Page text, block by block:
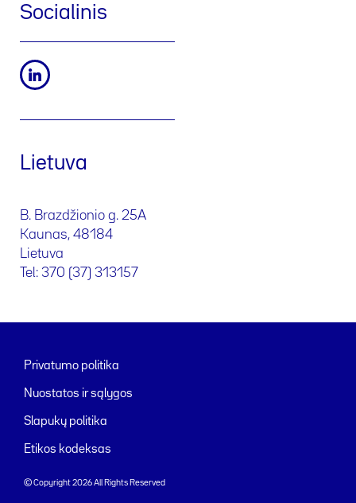
Socialinis
Lietuva
B. Brazdžionio g. 25A
Kaunas, 48184
Lietuva
Tel: 370 (37) 313157
Privatumo politika
Nuostatos ir sąlygos
Slapukų politika
Etikos kodeksas
© Copyright 2026 All Rights Reserved